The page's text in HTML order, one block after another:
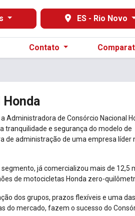
ES - Rio Novo
Contato
Administradora de Consórcio Nacional
tranquilidade e segurança do modelo de
de administração de uma empresa líder
já comercializou mais de 12,5
de motocicletas Honda zero-
dos grupos, prazos flexíveis e uma
do mercado, fazem o sucesso do